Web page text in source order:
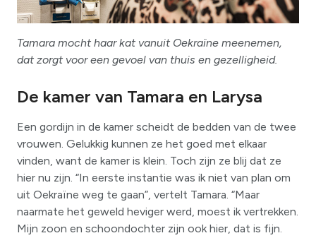
Tamara mocht haar kat vanuit Oekraïne meenemen,
dat zorgt voor een gevoel van thuis en gezelligheid.
De kamer van Tamara en Larysa
Een gordijn in de kamer scheidt de bedden van de twee
vrouwen. Gelukkig kunnen ze het goed met elkaar
vinden, want de kamer is klein. Toch zijn ze blij dat ze
hier nu zijn. “In eerste instantie was ik niet van plan om
uit Oekraïne weg te gaan”, vertelt Tamara. “Maar
naarmate het geweld heviger werd, moest ik vertrekken.
Mijn zoon en schoondochter zijn ook hier, dat is fijn.